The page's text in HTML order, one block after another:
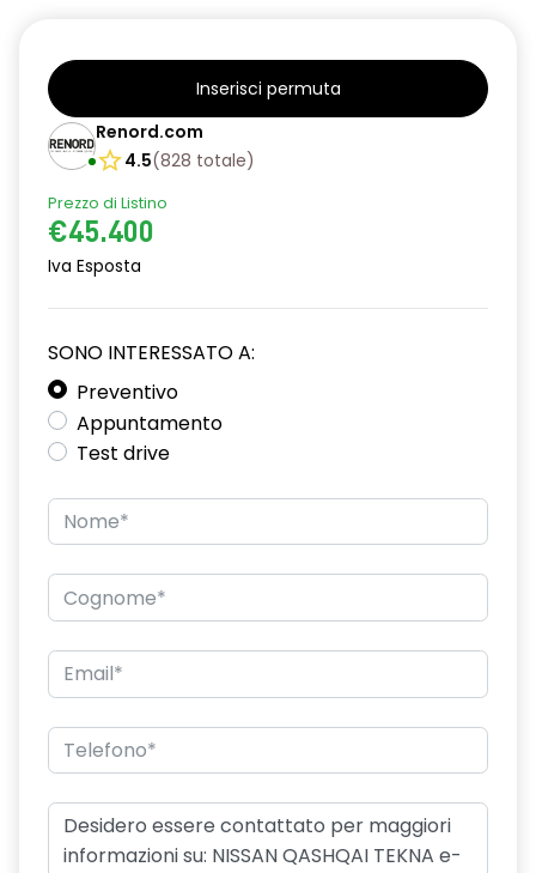
Inserisci permuta
Renord.com
4.5(828 totale)
Prezzo di Listino
€45.400
Iva Esposta
SONO INTERESSATO A:
Preventivo
Appuntamento
Test drive